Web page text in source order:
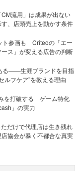
流用」は成果が出ない
、店頭売上を動かす条件
ト参画も Criteoの「エー
ス」が変える広告の判断
る――生涯ブランドを目指
ルフケア”を教える理由
を打破する ゲーム特化
」の実力
ただけで代理店は生き残れ
協会が暴く不都合な真実